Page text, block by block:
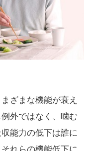
ざまな機能が衰え
外ではなく、噛む
能力の低下は誰に
れらの機能低下に